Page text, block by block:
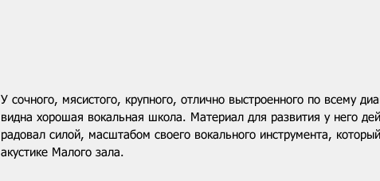
У сочного, мясистого, крупного, отлично выстроенного по всему
видна хорошая вокальная школа. Материал для развития у него
радовал силой, масштабом своего вокального инструмента,
акустике Малого зала.